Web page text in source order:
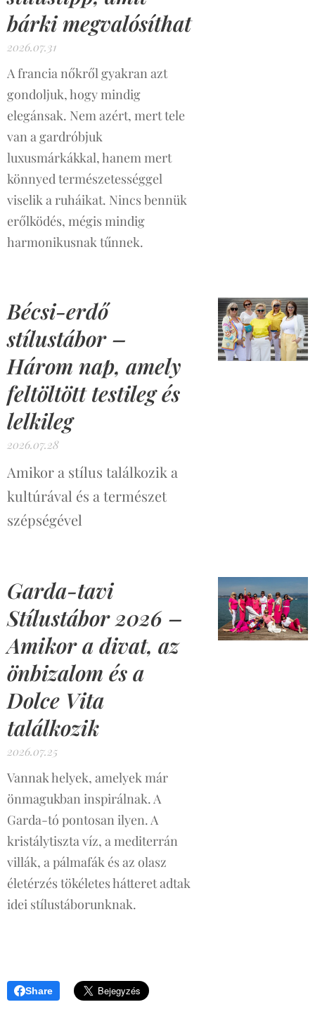
bárki megvalósíthat
2026.07.31
A francia nőkről gyakran azt
gondoljuk, hogy mindig
elegánsak. Nem azért, mert tele
van a gardróbjuk
luxusmárkákkal, hanem mert
könnyed természetességgel
viselik a ruháikat. Nincs bennük
erőlködés, mégis mindig
harmonikusnak tűnnek.
Bécsi-erdő
stílustábor –
Három nap, amely
feltöltött testileg és
lelkileg
2026.07.28
Amikor a stílus találkozik a
kultúrával és a természet
szépségével
Garda-tavi
Stílustábor 2026 –
Amikor a divat, az
önbizalom és a
Dolce Vita
találkozik
2026.07.25
Vannak helyek, amelyek már
önmagukban inspirálnak. A
Garda-tó pontosan ilyen. A
kristálytiszta víz, a mediterrán
villák, a pálmafák és az olasz
életérzés tökéletes hátteret adtak
idei stílustáborunknak.
Share